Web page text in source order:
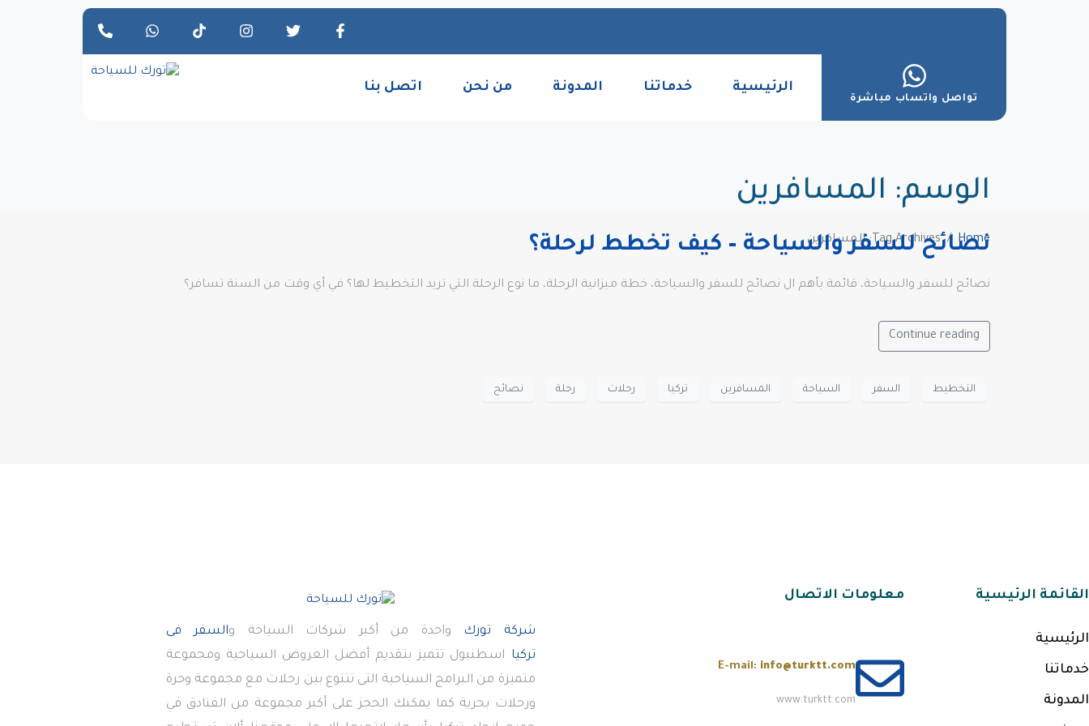
تواصل واتساب مباشرة
الرئيسية خدماتنا المدونة من نحن اتصل بنا
الوسم: المسافرين
Home Tag Archives: المسافرين
نصائح للسفر والسياحة – كيف تخطط لرحلة؟
نصائح للسفر والسياحة، قائمة بأهم ال نصائح للسفر والسياحة، خطة ميزانية الرحلة، ما نوع الرحلة التي تريد التخطيط لها؟ في أي وقت من السنة تسافر؟
Continue reading
التخطيط السفر السياحة المسافرين تركيا رحلات رحلة نصائح
القائمة الرئيسية
الرئيسية
خدماتنا
المدونة
معلومات الاتصال
E-mail: info@turktt.com
www.turktt.com
شركة تورك واحدة من أكبر شركات السياحة والسفر فى
تركيا اسطنبول تتميز بتقديم أفضل العروض السياحية ومجموعة
متميزة من البرامج السياحية التى تتنوع بين رحلات مع مجموعة وحرة
ورحلات بحرية كما يمكنك الحجز على أكبر مجموعة من الفنادق في